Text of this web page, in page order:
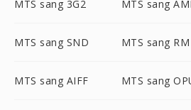
MTS sang 3G2 MTS sang
MTS sang SND MTS sang RM
MTS sang AIFF MTS sang